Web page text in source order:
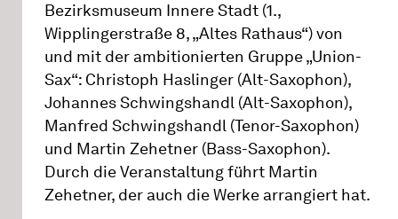
Bezirksmuseum Innere Stadt (1.,
Wipplingerstraße 8, „Altes Rathaus“) von
und mit der ambitionierten Gruppe „Union-
Sax“: Christoph Haslinger (Alt-Saxophon),
Johannes Schwingshandl (Alt-Saxophon),
Manfred Schwingshandl (Tenor-Saxophon)
und Martin Zehetner (Bass-Saxophon).
Durch die Veranstaltung führt Martin
Zehetner, der auch die Werke arrangiert hat.